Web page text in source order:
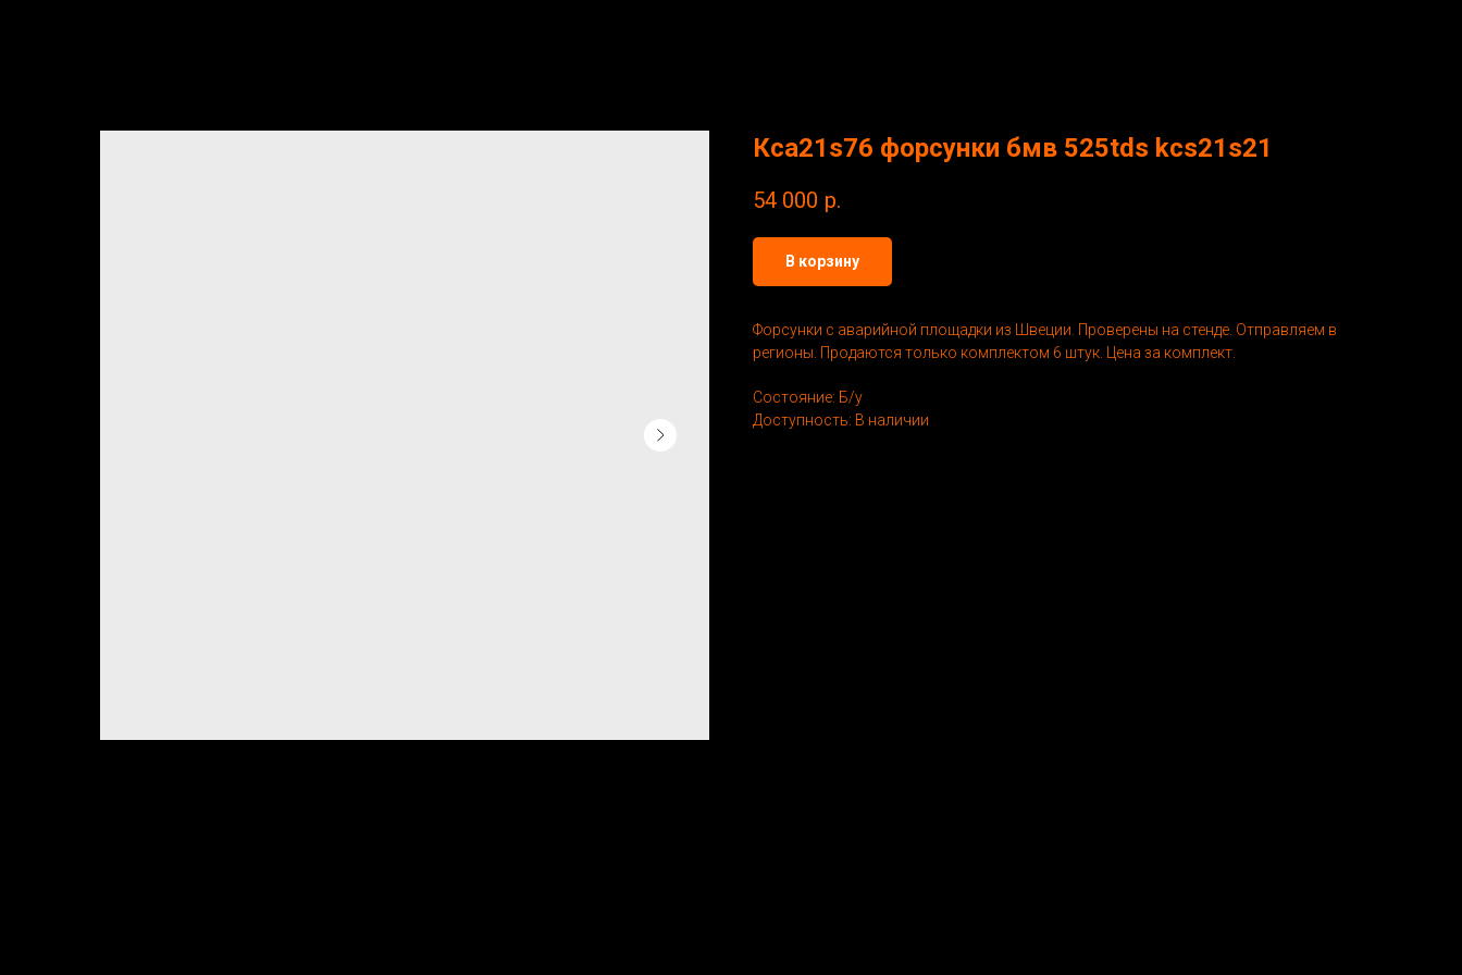
Кса21s76 форсунки бмв 525tds kcs21s21
54 000 р.
В корзину
Форсунки с аварийной площадки из Швеции. Проверены на стенде. Отправляем в
регионы. Продаются только комплектом 6 штук. Цена за комплект.
Состояние: Б/у
Доступность: В наличии